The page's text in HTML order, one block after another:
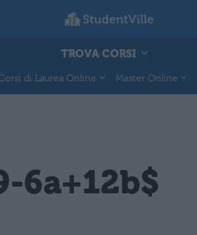
TROVA CORSI
di Laurea Online Master Online
6a+12b$